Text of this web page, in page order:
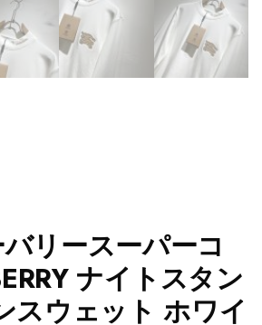
リースーパーコ
ナイトスタン
スウェット ホワイ